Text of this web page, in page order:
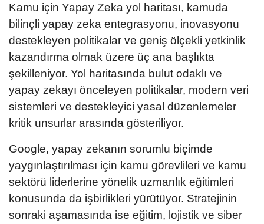
Kamu için Yapay Zeka yol haritası, kamuda
bilinçli yapay zeka entegrasyonu, inovasyonu
destekleyen politikalar ve geniş ölçekli yetkinlik
kazandırma olmak üzere üç ana başlıkta
şekilleniyor. Yol haritasında bulut odaklı ve
yapay zekayı önceleyen politikalar, modern veri
sistemleri ve destekleyici yasal düzenlemeler
kritik unsurlar arasında gösteriliyor.
Google, yapay zekanın sorumlu biçimde
yaygınlaştırılması için kamu görevlileri ve kamu
sektörü liderlerine yönelik uzmanlık eğitimleri
konusunda da işbirlikleri yürütüyor. Stratejinin
sonraki aşamasında ise eğitim, lojistik ve siber